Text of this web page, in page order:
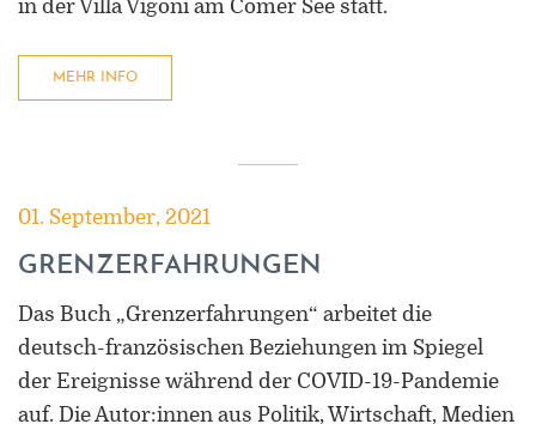
in der Villa Vigoni am Comer See statt.
MEHR INFO
01. September, 2021
GRENZERFAHRUNGEN
Das Buch „Grenzerfahrungen“ arbeitet die
deutsch-französischen Beziehungen im Spiegel
der Ereignisse während der COVID-19-Pandemie
auf. Die Autor:innen aus Politik, Wirtschaft, Medien